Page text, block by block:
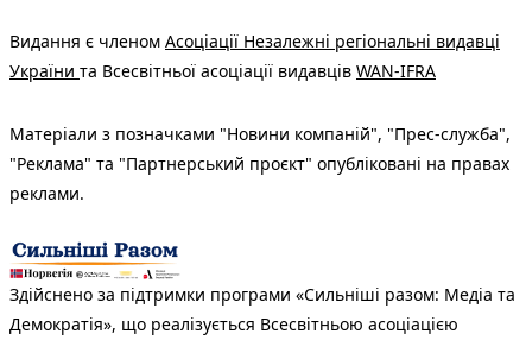
Видання є членом Асоціації Незалежні регіональні видавці
України та Всесвітньої асоціації видавців WAN-IFRA
Матеріали з позначками "Новини компаній", "Прес-служба",
"Реклама" та "Партнерський проєкт" опубліковані на правах
реклами.
Здійснено за підтримки програми «Сильніші разом: Медіа та
Демократія», що реалізується Всесвітньою асоціацією